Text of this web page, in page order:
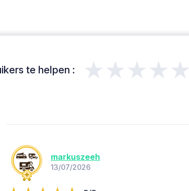
te helpen : ★★★★★
markuszeeh
13/07/2026